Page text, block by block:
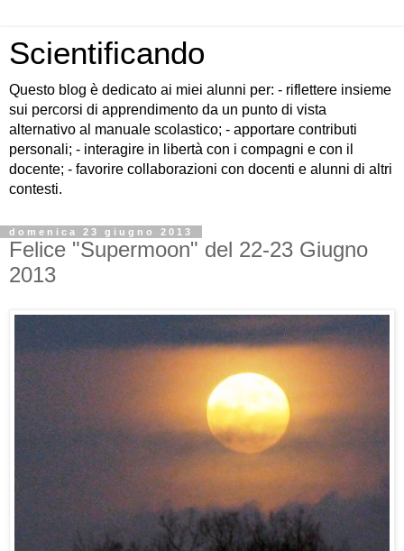
Scientificando
Questo blog è dedicato ai miei alunni per: - riflettere insieme
sui percorsi di apprendimento da un punto di vista
alternativo al manuale scolastico; - apportare contributi
personali; - interagire in libertà con i compagni e con il
docente; - favorire collaborazioni con docenti e alunni di altri
contesti.
domenica 23 giugno 2013
Felice "Supermoon" del 22-23 Giugno
2013